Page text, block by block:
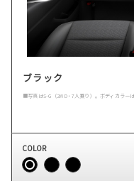
ブラック
■写真はS-G（2WD・7人乗り）。ボディカラー
COLOR